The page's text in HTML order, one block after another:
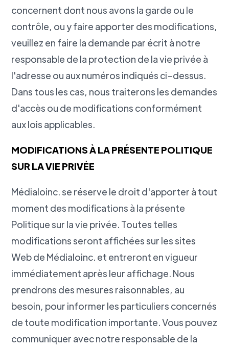
concernent dont nous avons la garde ou le
contrôle, ou y faire apporter des modifications,
veuillez en faire la demande par écrit à notre
responsable de la protection de la vie privée à
l'adresse ou aux numéros indiqués ci-dessus.
Dans tous les cas, nous traiterons les demandes
d'accès ou de modifications conformément
aux lois applicables.
MODIFICATIONS À LA PRÉSENTE POLITIQUE
SUR LA VIE PRIVÉE
Médialoinc. se réserve le droit d'apporter à tout
moment des modifications à la présente
Politique sur la vie privée. Toutes telles
modifications seront affichées sur les sites
Web de Médialoinc. et entreront en vigueur
immédiatement après leur affichage. Nous
prendrons des mesures raisonnables, au
besoin, pour informer les particuliers concernés
de toute modification importante. Vous pouvez
communiquer avec notre responsable de la